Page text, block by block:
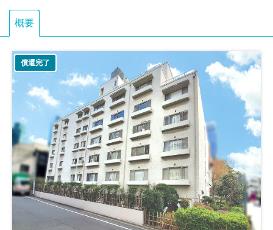
フ
ァ
ン
デ
ィ
ン
グ
で
不
動
概要
償還完了